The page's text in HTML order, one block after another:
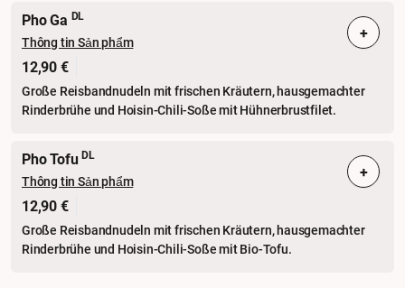
Pho Ga DL
Thông tin Sản phẩm
12,90 €
Große Reisbandnudeln mit frischen Kräutern, hausgemachter
Rinderbrühe und Hoisin-Chili-Soße mit Hühnerbrustfilet.
+
Pho TofuDL
Thông tin Sản phẩm
12,90 €
Große Reisbandnudeln mit frischen Kräutern, hausgemachter
Rinderbrühe und Hoisin-Chili-Soße mit Bio-Tofu.
+